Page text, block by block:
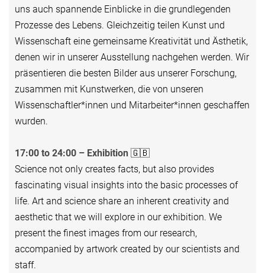
uns auch spannende Einblicke in die grundlegenden
Prozesse des Lebens. Gleichzeitig teilen Kunst und
Wissenschaft eine gemeinsame Kreativität und Ästhetik,
denen wir in unserer Ausstellung nachgehen werden. Wir
präsentieren die besten Bilder aus unserer Forschung,
zusammen mit Kunstwerken, die von unseren
Wissenschaftler*innen und Mitarbeiter*innen geschaffen
wurden.
17:00 to 24:00 – Exhibition 🇬🇧
Science not only creates facts, but also provides
fascinating visual insights into the basic processes of
life. Art and science share an inherent creativity and
aesthetic that we will explore in our exhibition. We
present the finest images from our research,
accompanied by artwork created by our scientists and
staff.